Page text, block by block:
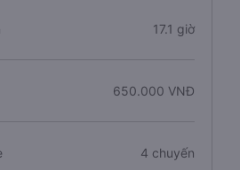
17.1 giờ
650.000 VNĐ
4 chuyến